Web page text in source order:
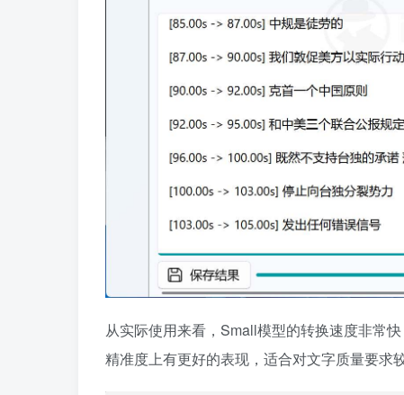
从实际使用来看，Small模型的转换速度非常
精准度上有更好的表现，适合对文字质量要求